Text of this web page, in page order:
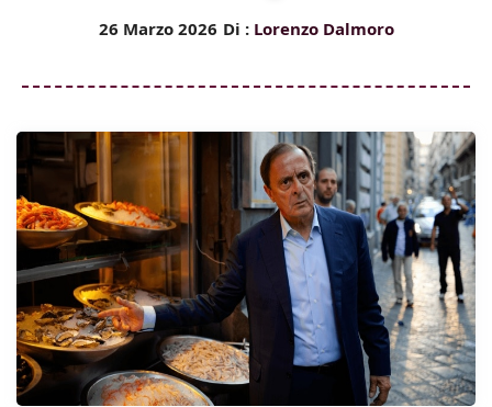
26 Marzo 2026 Di : Lorenzo Dalmoro